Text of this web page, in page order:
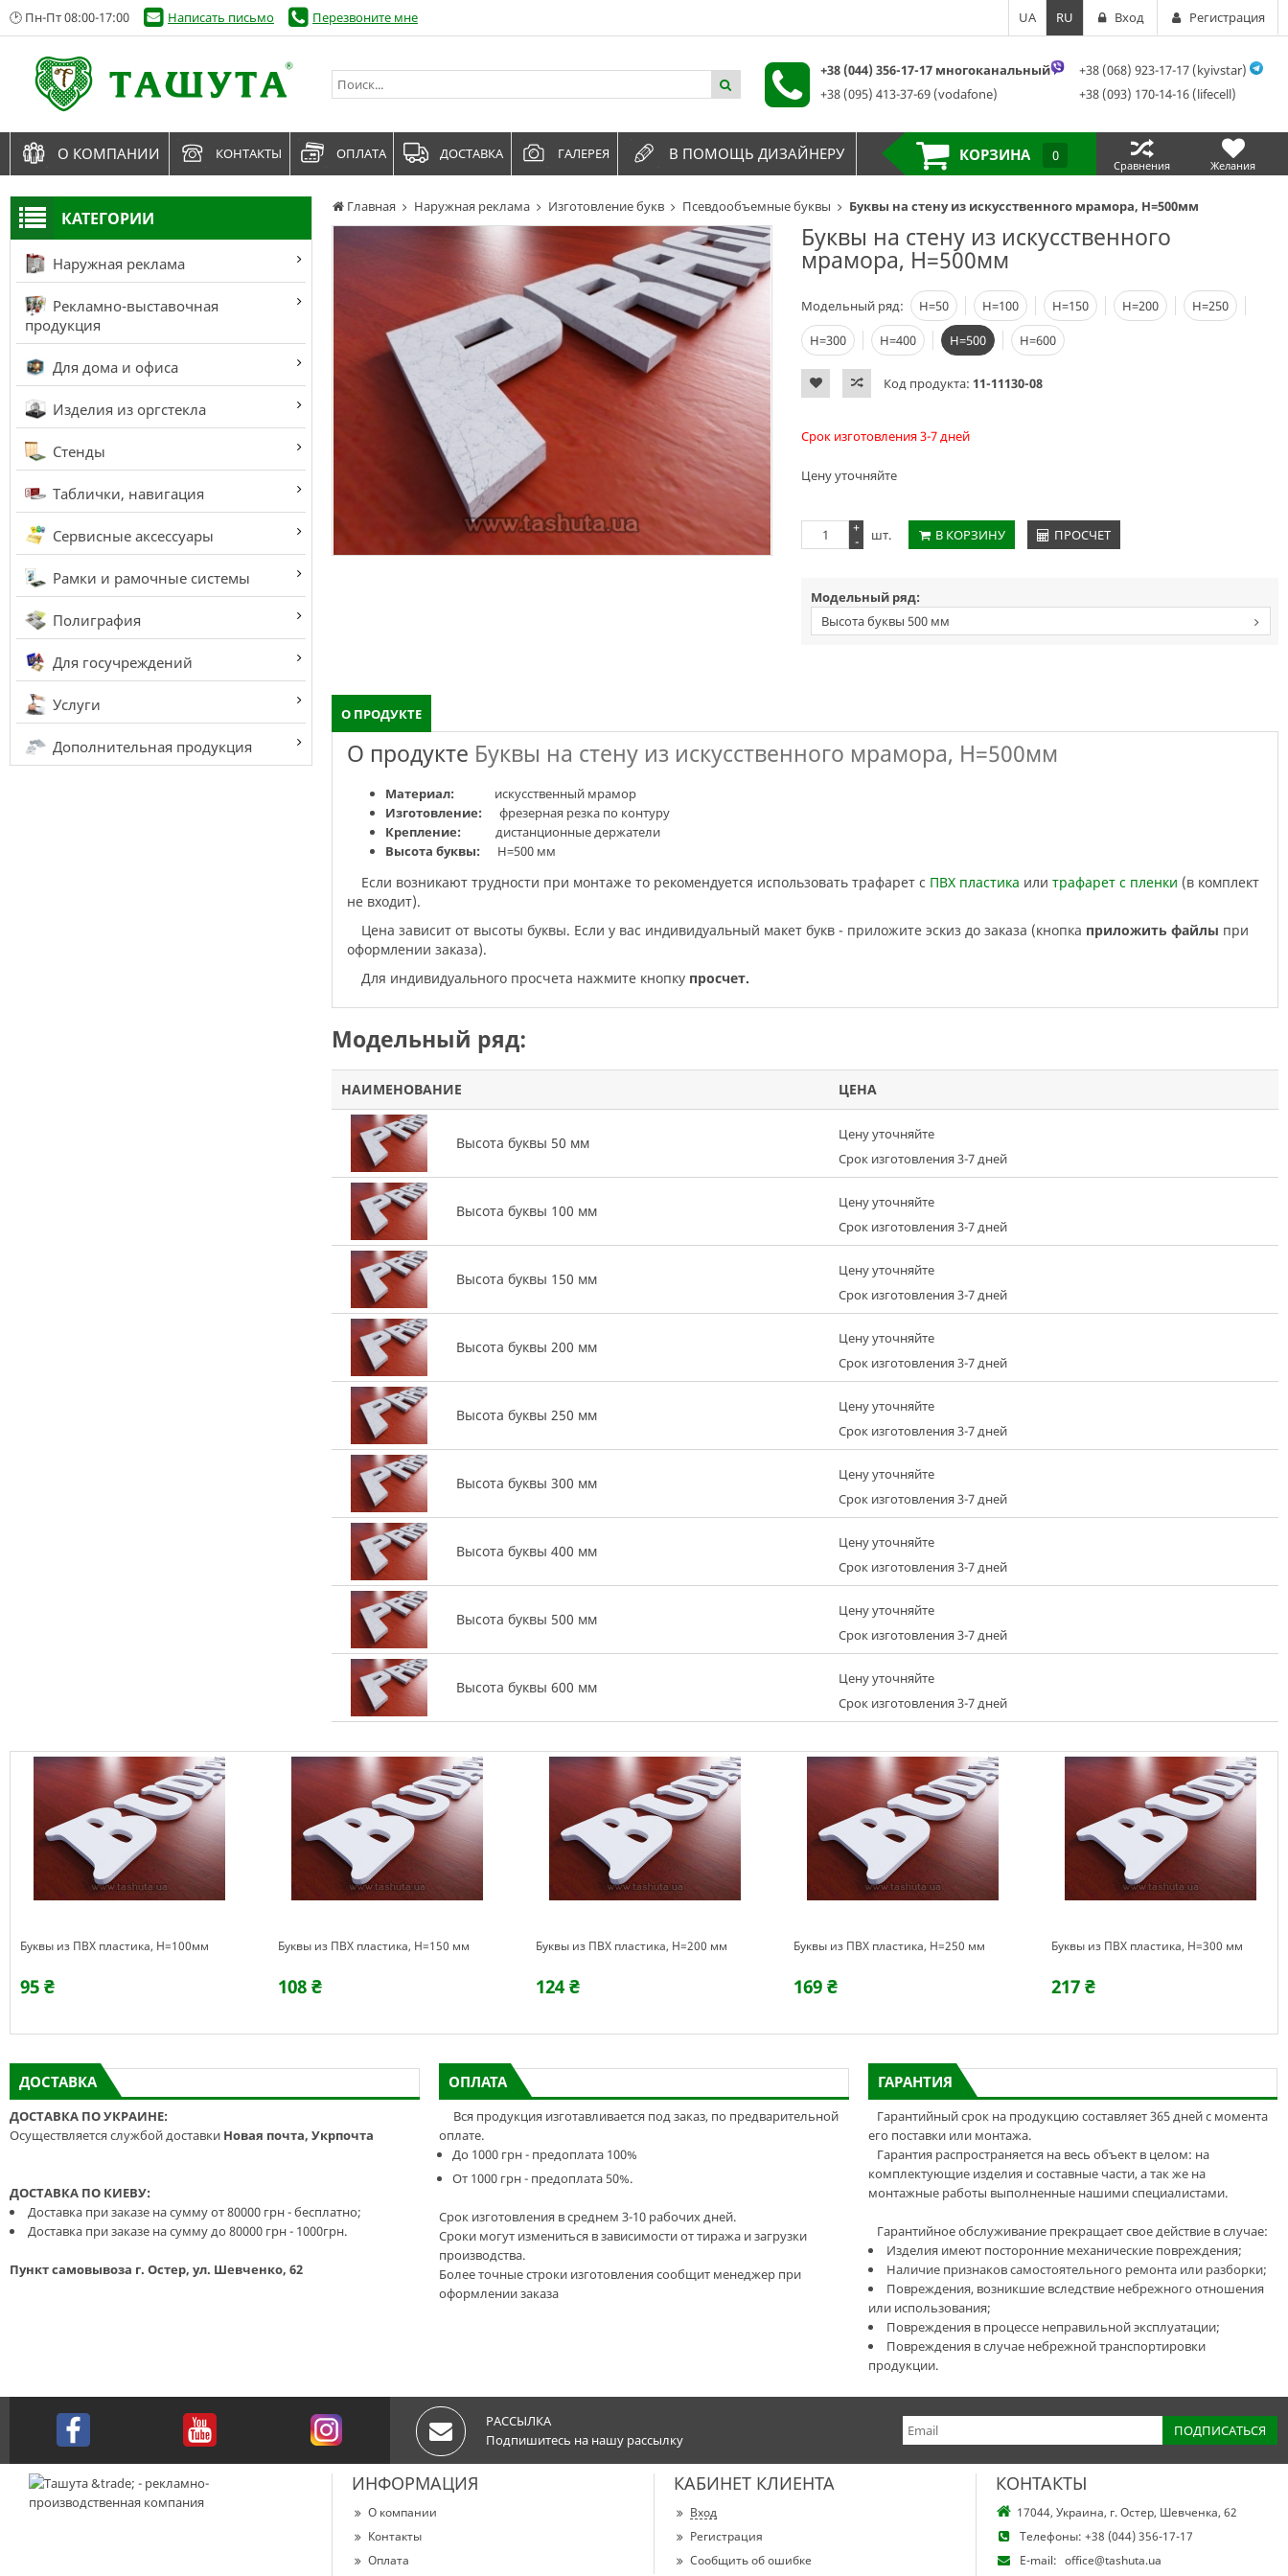
КАТЕГОРИИ
Наружная реклама
Рекламно-выставочная
продукция
Для дома и офиса
Изделия из оргстекла
Стенды
Таблички, навигация
Сервисные аксессуары
Рамки и рамочные системы
Полиграфия
Для госучреждений
Услуги
Дополнительная продукция
Главная Наружная реклама Изготовление букв Псевдообъемные буквы Буквы на стену из искусственного мрамора, H=500мм
Буквы на стену из искусственного
мрамора, H=500мм
Модельный ряд: Н=50 Н=100 Н=150 Н=200
Н=250
Н=300
Н=400 Н=500 Н=600
Код продукта: 11-11130-08
Срок изготовления 3-7 дней
Цену уточняйте
+
-
шт. В КОРЗИНУ ПРОСЧЕТ
Модельный ряд:
Высота буквы 500 мм
О ПРОДУКТЕ
О продукте Буквы на стену из искусственного мрамора, H=500мм
Материал: искусственный мрамор
Изготовление: фрезерная резка по контуру
Крепление: дистанционные держатели
Высота буквы: H=500 мм
Если возникают трудности при монтаже то рекомендуется использовать трафарет с ПВХ пластика или трафарет с пленки (в комплект
не входит).
Цена зависит от высоты буквы. Если у вас индивидуальный макет букв - приложите эскиз до заказа (кнопка приложить файлы при
оформлении заказа).
Для индивидуального просчета нажмите кнопку просчет.
Модельный ряд:
НАИМЕНОВАНИЕ ЦЕНА
Высота буквы 50 мм
Цену уточняйте
Срок изготовления 3-7 дней
Высота буквы 100 мм
Цену уточняйте
Срок изготовления 3-7 дней
Высота буквы 150 мм
Цену уточняйте
Срок изготовления 3-7 дней
Высота буквы 200 мм
Цену уточняйте
Срок изготовления 3-7 дней
Высота буквы 250 мм
Цену уточняйте
Срок изготовления 3-7 дней
Высота буквы 300 мм
Цену уточняйте
Срок изготовления 3-7 дней
Высота буквы 400 мм
Цену уточняйте
Срок изготовления 3-7 дней
Высота буквы 500 мм
Цену уточняйте
Срок изготовления 3-7 дней
Высота буквы 600 мм
Цену уточняйте
Срок изготовления 3-7 дней
Буквы из ПВХ пластика, H=100мм
95 ₴
Буквы из ПВХ пластика, H=150 мм
108 ₴
Буквы из ПВХ пластика, H=200 мм
124 ₴
Буквы из ПВХ пластика, H=250 мм
169 ₴
Буквы из ПВХ пластика, H=300 мм
217 ₴
ДОСТАВКА
ДОСТАВКА ПО УКРАИНЕ:
Осуществляется службой доставки Новая почта, Укрпочта
ДОСТАВКА ПО КИЕВУ:
Доставка при заказе на сумму от 80000 грн - бесплатно;
Доставка при заказе на сумму до 80000 грн - 1000грн.
Пункт самовывоза г. Остер, ул. Шевченко, 62
ОПЛАТА
Вся продукция изготавливается под заказ, по предварительной
оплате.
До 1000 грн - предоплата 100%
От 1000 грн - предоплата 50%.
Срок изготовления в среднем 3-10 рабочих дней.
Сроки могут измениться в зависимости от тиража и загрузки
производства.
Более точные строки изготовления сообщит менеджер при
оформлении заказа
ГАРАНТИЯ
Гарантийный срок на продукцию составляет 365 дней с момента
его поставки или монтажа.
Гарантия распространяется на весь объект в целом: на
комплектующие изделия и составные части, а так же на
монтажные работы выполненные нашими специалистами.
Гарантийное обслуживание прекращает свое действие в случае:
Изделия имеют посторонние механические повреждения;
Наличие признаков самостоятельного ремонта или разборки;
Повреждения, возникшие вследствие небрежного отношения
или использования;
Повреждения в процессе неправильной эксплуатации;
Повреждения в случае небрежной транспортировки
продукции.
🕑 Пн-Пт 08:00-17:00 Написать письмо Перезвоните мне UA RU Вход Регистрация
+38 (044) 356-17-17 многоканальный
+38 (095) 413-37-69 (vodafone)
+38 (068) 923-17-17 (kyivstar)
+38 (093) 170-14-16 (lifecell)
О КОМПАНИИ КОНТАКТЫ ОПЛАТА ДОСТАВКА ГАЛЕРЕЯ В ПОМОЩЬ ДИЗАЙНЕРУ КОРЗИНА 0
Сравнения Желания
РАССЫЛКА
Подпишитесь на нашу рассылку
ИНФОРМАЦИЯ
О компании
Контакты
Оплата
КАБИНЕТ КЛИЕНТА
Вход
Регистрация
Сообщить об ошибке
КОНТАКТЫ
17044, Украина, г. Остер, Шевченка, 62
Телефоны: +38 (044) 356-17-17
E-mail: office@tashuta.ua